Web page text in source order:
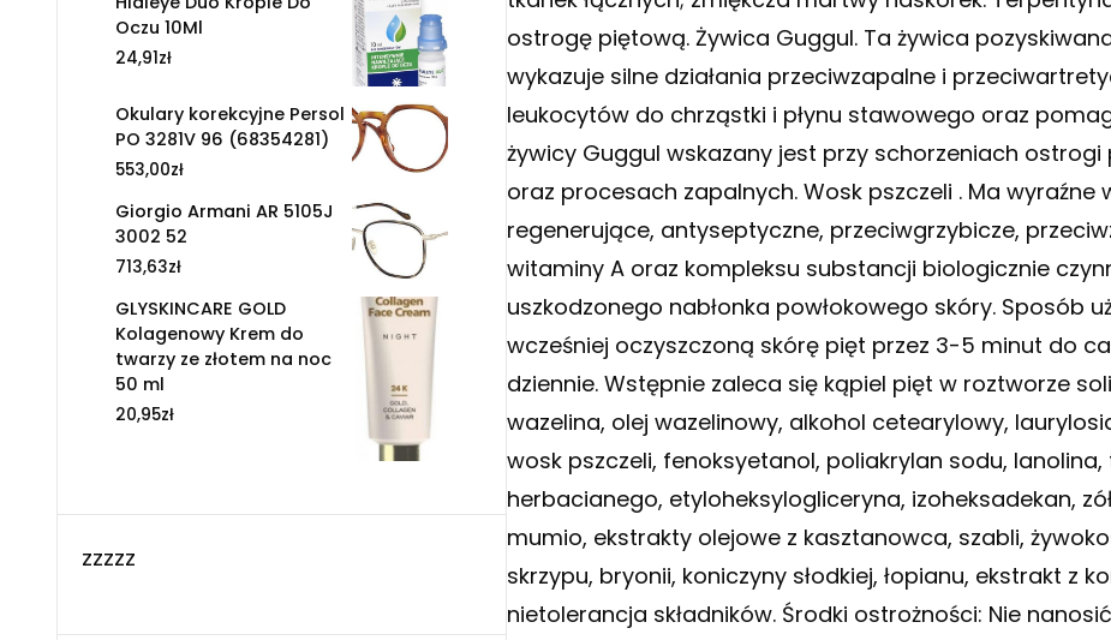
ostrogę piętową. Żywica Guggul. Ta żywica
wykazuje silne działania przeciwzapalne i
leukocytów do chrząstki i płynu stawowego oraz
żywicy Guggul wskazany jest przy schorzeniach
oraz procesach zapalnych. Wosk pszczeli . Ma wyraźne
regenerujące, antyseptyczne, przeciwgrzybicze,
witaminy A oraz kompleksu substancji biologicznie
uszkodzonego nabłonka powłokowego skóry. Sposób
wcześniej oczyszczoną skórę pięt przez 3-5 minut do
dziennie. Wstępnie zaleca się kąpiel pięt w roztworze
wazelina, olej wazelinowy, alkohol cetearylowy,
wosk pszczeli, fenoksyetanol, poliakrylan sodu,
herbacianego, etyloheksylogliceryna, izoheksadekan,
mumio, ekstrakty olejowe z kasztanowca, szabli,
skrzypu, bryonii, koniczyny słodkiej, łopianu, ekstrakt z
nietolerancja składników. Środki ostrożności: Nie
Oczu 10Ml
24,91zł
Okulary korekcyjne Persol
PO 3281V 96 (68354281)
553,00zł
Giorgio Armani AR 5105J
3002 52
713,63zł
GLYSKINCARE GOLD
Kolagenowy Krem do
twarzy ze złotem na noc
50 ml
20,95zł
zzzzz